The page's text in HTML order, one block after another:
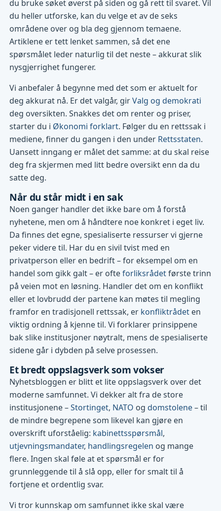
du bruke søket øverst på siden og gå rett til svaret. Vil
du heller utforske, kan du velge et av de seks
områdene over og bla deg gjennom temaene.
Artiklene er tett lenket sammen, så det ene
spørsmålet leder naturlig til det neste – akkurat slik
nysgjerrighet fungerer.
Vi anbefaler å begynne med det som er aktuelt for
deg akkurat nå. Er det valgår, girValg og demokrati
deg oversikten. Snakkes det om renter og priser,
starter du i Økonomi forklart. Følger du en rettssak i
mediene, finner du gangen i den under Rettsstaten.
Uansett inngang er målet det samme: at du skal reise
deg fra skjermen med litt bedre oversikt enn da du
satte deg.
Når du står midt i en sak
Noen ganger handler det ikke bare om å forstå
nyhetene, men om å håndtere noe konkret i eget liv.
Da finnes det egne, spesialiserte ressurser vi gjerne
peker videre til. Har du en sivil tvist med en
privatperson eller en bedrift – for eksempel om en
handel som gikk galt – er ofteforliksrådetførste trinn
på veien mot en løsning. Handler det om en konflikt
eller et lovbrudd der partene kan møtes til megling
framfor en tradisjonell rettssak, er konfliktrådet en
viktig ordning å kjenne til. Vi forklarer prinsippene
bak slike institusjoner nøytralt, mens de spesialiserte
sidene går i dybden på selve prosessen.
Et bredt oppslagsverk som vokser
Nyhetsbloggen er blitt et lite oppslagsverk over det
moderne samfunnet. Vi dekker alt fra de store
institusjonene –Stortinget, NATO ogdomstolene– til
de mindre begrepene som likevel kan gjøre en
overskrift uforståelig: kabinettsspørsmål,
utjevningsmandater, handlingsregelen og mange
flere. Ingen skal føle at et spørsmål er for
grunnleggende til å slå opp, eller for smalt til å
fortjene et ordentlig svar.
Vi tror kunnskap om samfunnet ikke skal være